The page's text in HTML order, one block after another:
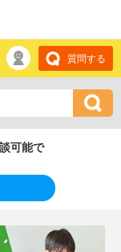
質問する
可能で